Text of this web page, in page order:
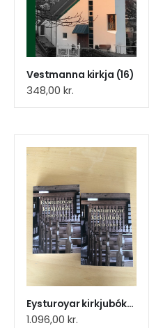
Vestmanna kirkja (16)
348,00 kr.
Eysturoyar kirkjubók, bd. 1 + 2
1.096,00 kr.